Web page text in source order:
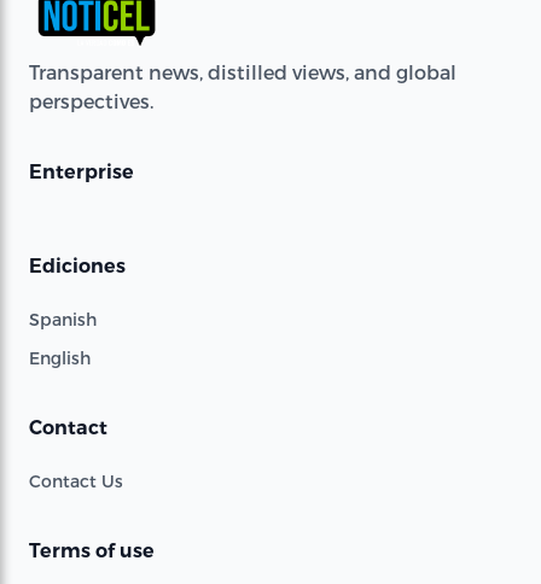
Transparent news, distilled views, and global
perspectives.
Enterprise
Ediciones
Spanish
English
Contact
Contact Us
Terms of use